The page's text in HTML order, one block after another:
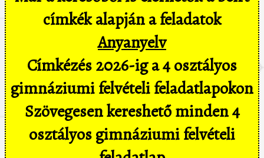
címkék alapján a feladatok
Anyanyelv
Címkézés 2026-ig a 4 osztályos
gimnáziumi felvételi feladatlapokon
Szövegesen kereshető minden 4
osztályos gimnáziumi felvételi